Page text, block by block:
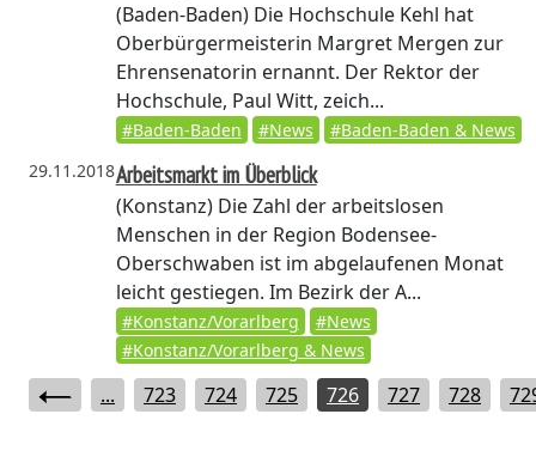
(Baden-Baden)Die Hochschule Kehl hat
Oberbürgermeisterin Margret Mergen zur
Ehrensenatorin ernannt. Der Rektor der
Hochschule, Paul Witt, zeich...
#Baden-Baden #News
#Baden-Baden & News
29.11.2018Arbeitsmarkt im Überblick
(Konstanz)Die Zahl der arbeitslosen
Menschen in der Region Bodensee-
Oberschwaben ist im abgelaufenen Monat
leicht gestiegen. Im Bezirk der A...
#Konstanz/Vorarlberg
#News
#Konstanz/Vorarlberg & News
... 723 724 725 726 727 728